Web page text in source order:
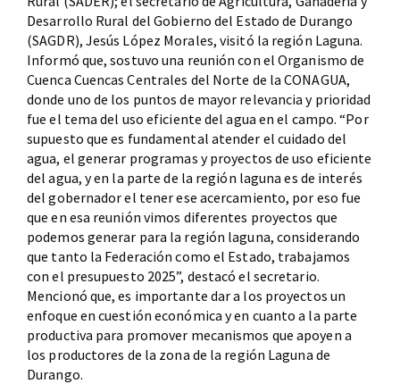
Desarrollo Rural del Gobierno del Estado de Durango
(SAGDR), Jesús López Morales, visitó la región Laguna.
Informó que, sostuvo una reunión con el Organismo de
Cuenca Cuencas Centrales del Norte de la CONAGUA,
donde uno de los puntos de mayor relevancia y prioridad
fue el tema del uso eficiente del agua en el campo. “Por
supuesto que es fundamental atender el cuidado del
agua, el generar programas y proyectos de uso eficiente
del agua, y en la parte de la región laguna es de interés
del gobernador el tener ese acercamiento, por eso fue
que en esa reunión vimos diferentes proyectos que
podemos generar para la región laguna, considerando
que tanto la Federación como el Estado, trabajamos
con el presupuesto 2025”, destacó el secretario.
Mencionó que, es importante dar a los proyectos un
enfoque en cuestión económica y en cuanto a la parte
productiva para promover mecanismos que apoyen a
los productores de la zona de la región Laguna de
Durango.